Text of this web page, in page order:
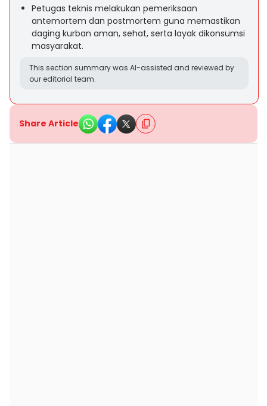
Petugas teknis melakukan pemeriksaan
antemortem dan postmortem guna memastikan
daging kurban aman, sehat, serta layak dikonsumsi
masyarakat.
This section summary was AI-assisted and reviewed by
our editorial team.
Share Article